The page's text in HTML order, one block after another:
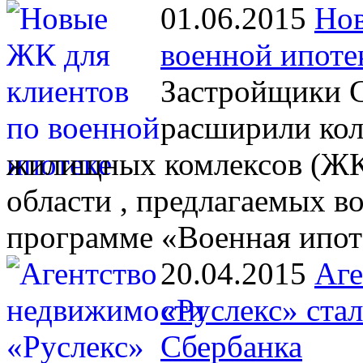
01.06.2015
военной
Застройщики
расширили
жилищных комлексов
области , предлагаемых
программе «Военная
20.04.2015
«Руслекс»
Сбербанка